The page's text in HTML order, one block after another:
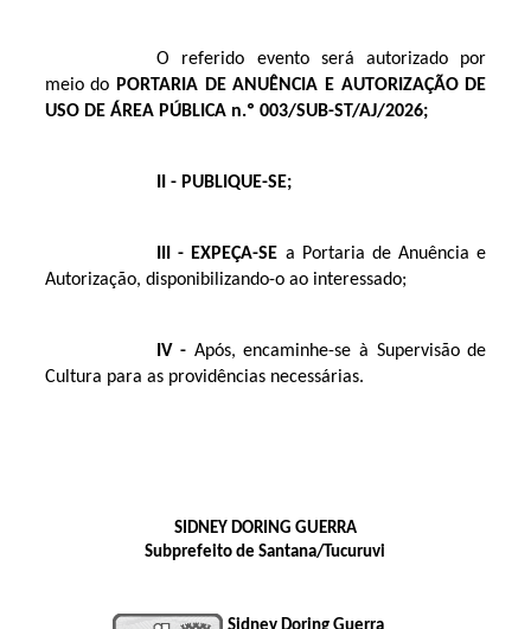
O referido evento será autorizado por
meio do PORTARIA DE ANUÊNCIA E AUTORIZAÇÃO DE
USO DE ÁREA PÚBLICA n.º 003/SUB-ST/AJ/2026;
II - PUBLIQUE-SE;
III - EXPEÇA-SE a Portaria de Anuência e
Autorização, disponibilizando-o ao interessado;
IV - Após, encaminhe-se à Supervisão de
Cultura para as providências necessárias.
SIDNEY DORING GUERRA
Subprefeito de Santana/Tucuruvi